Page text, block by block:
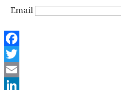
Email
Facebook
Twitter
Email